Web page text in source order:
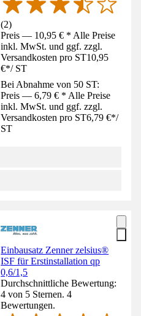
(2)
Preis — 10,95 € * Alle Preise
inkl. MwSt. und ggf. zzgl.
Versandkosten pro ST10,95
€*/ ST
Bei Abnahme von 50 ST:
Preis — 6,79 € * Alle Preise
inkl. MwSt. und ggf. zzgl.
Versandkosten pro ST6,79 €*/
ST
Einbausatz Zenner zelsius®
ISF für Erstinstallation qp
0,6/1,5
Durchschnittliche Bewertung:
4 von 5 Sternen. 4
Bewertungen.